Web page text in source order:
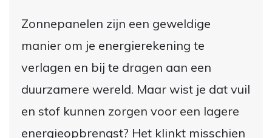
Zonnepanelen zijn een geweldige
manier om je energierekening te
verlagen en bij te dragen aan een
duurzamere wereld. Maar wist je dat vuil
en stof kunnen zorgen voor een lagere
energieopbrengst? Het klinkt misschien